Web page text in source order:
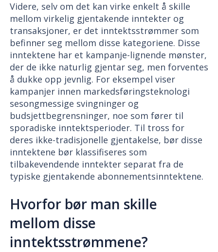
Videre, selv om det kan virke enkelt å skille
mellom virkelig gjentakende inntekter og
transaksjoner, er det inntektsstrømmer som
befinner seg mellom disse kategoriene. Disse
inntektene har et kampanje-lignende mønster,
der de ikke naturlig gjentar seg, men forventes
å dukke opp jevnlig. For eksempel viser
kampanjer innen markedsføringsteknologi
sesongmessige svingninger og
budsjettbegrensninger, noe som fører til
sporadiske inntektsperioder. Til tross for
deres ikke-tradisjonelle gjentakelse, bør disse
inntektene bør klassifiseres som
tilbakevendende inntekter separat fra de
typiske gjentakende abonnementsinntektene.
Hvorfor bør man skille
mellom disse
inntektsstrømmene?